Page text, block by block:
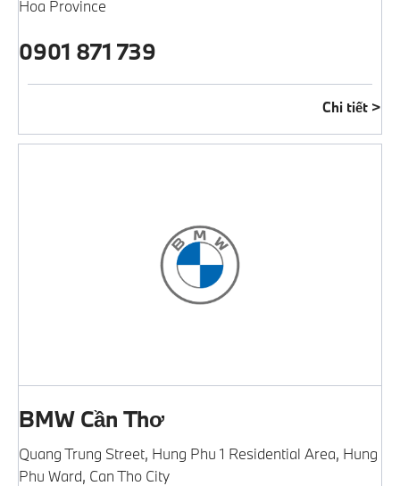
Hoa Province
0901 871 739
Chi tiết
BMW Cần Thơ
Quang Trung Street, Hung Phu 1 Residential Area, Hung
Phu Ward, Can Tho City